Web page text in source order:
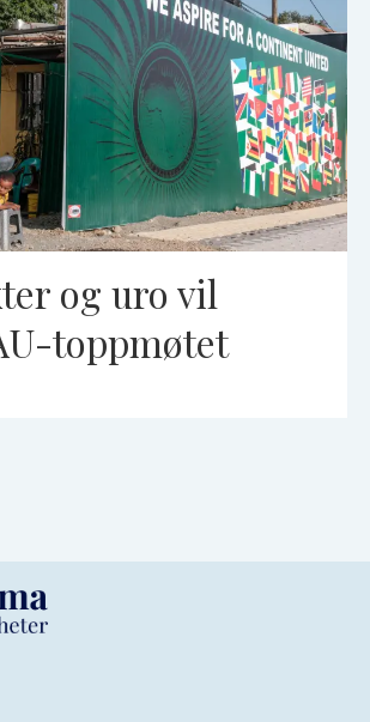
og uro vil
toppmøtet